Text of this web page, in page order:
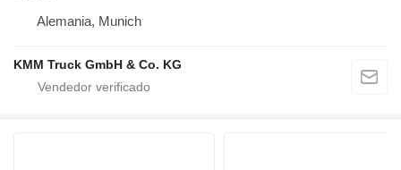
Alemania, Munich
KMM Truck GmbH & Co. KG